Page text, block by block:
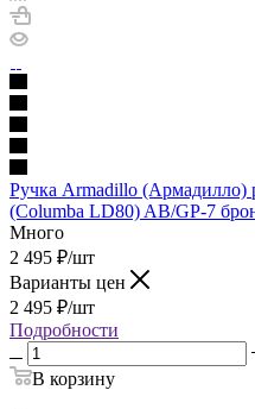
Ручка Armadillo (Армадилло)
(Columba LD80) AB/GP-7
Много
2 495 ₽/шт
Варианты цен
2 495 ₽/шт
Подробности
В корзину